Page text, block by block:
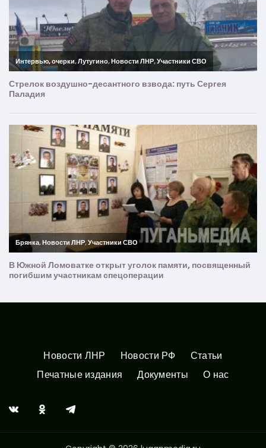
Новости ЛНР Новости РФ
Статьи
Печатные издания
Документы О нас